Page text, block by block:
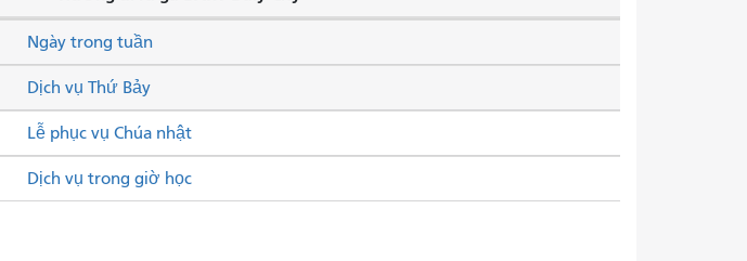
Dịch vụ Thứ Bảy
Lễ phục vụ Chúa nhật
Ngày trong tuần
Dịch vụ trong giờ học